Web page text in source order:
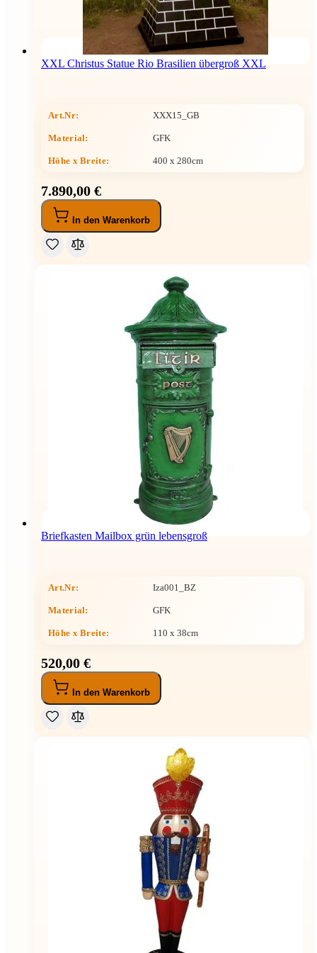
XXL Christus Statue Rio Brasilien übergroß XXL
Art.Nr: XXX15_GB
Material: GFK
Höhe x Breite: 400 x 280cm
7.890,00 €
In den Warenkorb
Briefkasten Mailbox grün lebensgroß
Art.Nr: Iza001_BZ
Material: GFK
Höhe x Breite: 110 x 38cm
520,00 €
In den Warenkorb